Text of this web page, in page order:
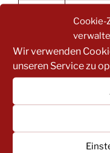
Cookie-
Wir verwenden
unseren Service zu
Hunsrück-
Rhein-
Kreis